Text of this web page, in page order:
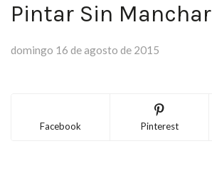
Pintar Sin Manchar
domingo 16 de agosto de 2015
Facebook Pinterest